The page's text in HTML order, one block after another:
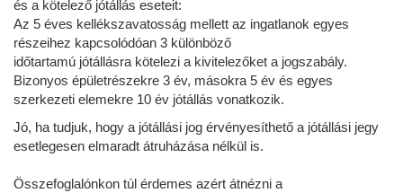
és a kötelező jótállás eseteit:
Az 5 éves kellékszavatosság mellett az ingatlanok egyes
részeihez kapcsolódóan 3 különböző
időtartamú jótállásra kötelezi a kivitelezőket a jogszabály.
Bizonyos épületrészekre 3 év, másokra 5 év és egyes
szerkezeti elemekre 10 év jótállás vonatkozik.
Jó, ha tudjuk, hogy a jótállási jog érvényesíthető a jótállási jegy
esetlegesen elmaradt átruházása nélkül is.
Összefoglalónkon túl érdemes azért átnézni a